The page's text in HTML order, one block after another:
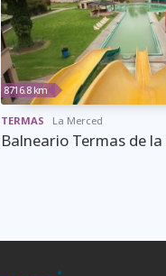
8716.8 km
TERMAS La Merced
Balneario Termas de